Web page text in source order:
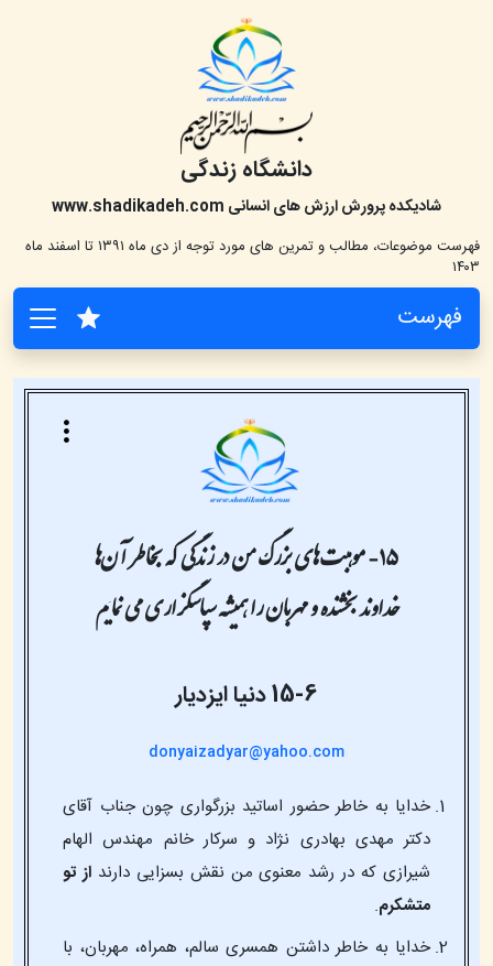
دانشگاه زندگی
شادیکده پرورش ارزش های انسانی www.shadikadeh.com
فهرست موضوعات، مطالب و تمرین های مورد توجه از دی ماه ۱۳۹۱ تا اسفند ماه
۱۴۰۳
فهرست
خداوند بخشنده و مهربان را همیشه سپاسگزاری می نمایم
15-6دنیا ایزدیار
donyaizadyar@yahoo.com
خدایا به خاطر حضور اساتید بزرگواری چون جناب آقای
دکتر مهدی بهادری نژاد و سرکار خانم مهندس الهام
شیرازی که در رشد معنوی من نقش بسزایی دارنداز تو
متشکرم.
خدایا به خاطر داشتن همسری سالم، همراه، مهربان، با